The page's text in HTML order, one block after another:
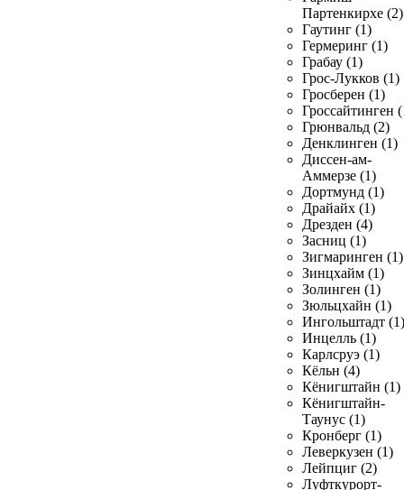
Партенкирхе (2)
Гаутинг (1)
Гермеринг (1)
Грабау (1)
Грос-Лукков (1)
Гросберен (1)
Гроссайтинген
Грюнвальд (2)
Денклинген (1)
Диссен-ам-
Аммерзе (1)
Дортмунд (1)
Драйайх (1)
Дрезден (4)
Засниц (1)
Зигмаринген (1)
Зинцхайм (1)
Золинген (1)
Зюльцхайн (1)
Ингольштадт (1)
Инцелль (1)
Карлсруэ (1)
Кёльн (4)
Кёнигштайн (1)
Кёнигштайн-
Таунус (1)
Кронберг (1)
Леверкузен (1)
Лейпциг (2)
Луфткурорт-